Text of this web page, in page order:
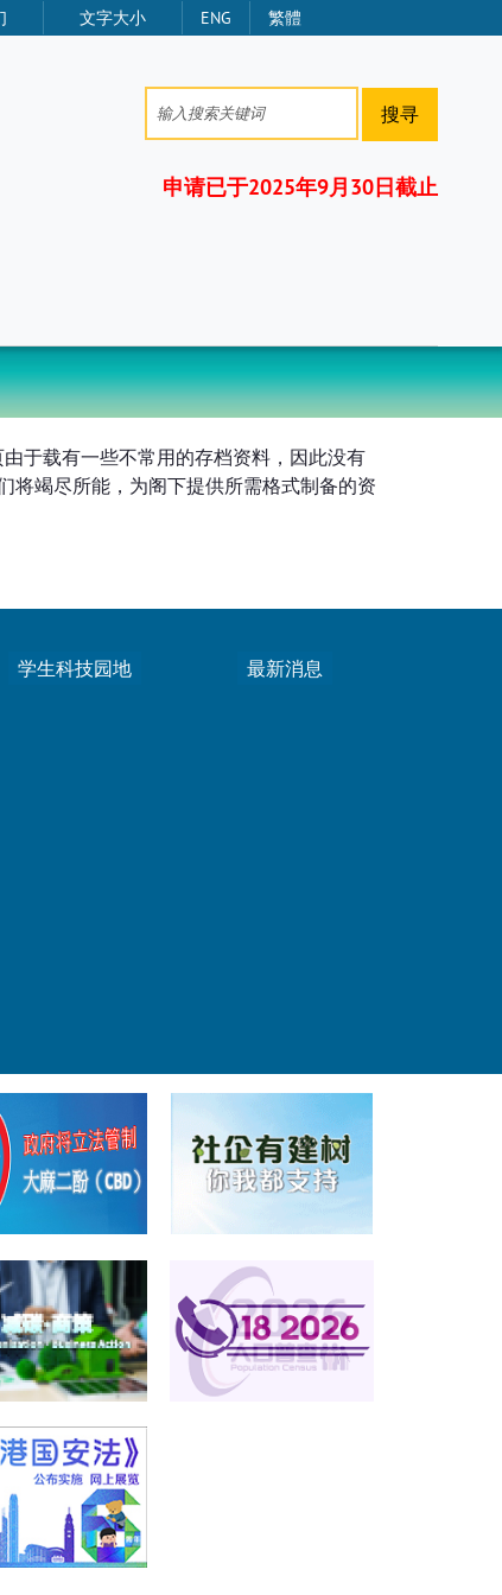
文字大小 ENG 繁體
搜寻
申请已于2025年9月30日截止
于载有一些不常用的存档资料，因此没有
将竭尽所能，为阁下提供所需格式制备的资
学生科技园地 最新消息